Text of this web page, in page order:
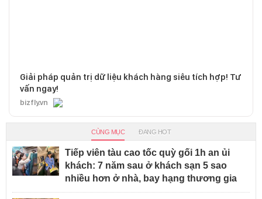
Giải pháp quản trị dữ liệu khách hàng siêu tích hợp! Tư
vấn ngay!
bizfly.vn
CÙNG MỤC ĐANG HOT
Tiếp viên tàu cao tốc quỳ gối 1h an ủi
khách: 7 năm sau ở khách sạn 5 sao
nhiều hơn ở nhà, bay hạng thương gia